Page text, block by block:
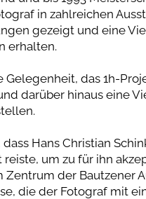
in zahlreichen
gezeigt und eine
erhalten.
das 1h-
darüber hinaus eine
Hans Christian
um zu für ihn
Zentrum der Bautzener
die der Fotograf mit